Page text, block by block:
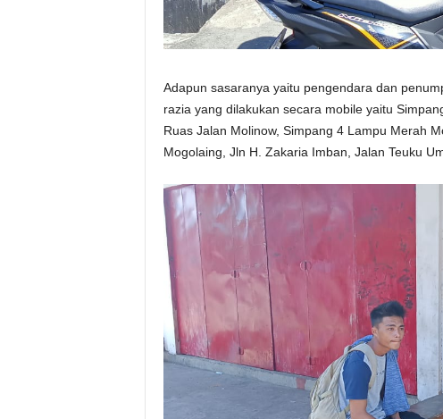
Adapun sasaranya yaitu pengendara dan
razia yang dilakukan secara mobile yaitu
Ruas Jalan Molinow, Simpang 4 Lampu Merah
Mogolaing, Jln H. Zakaria Imban, Jalan Teuku